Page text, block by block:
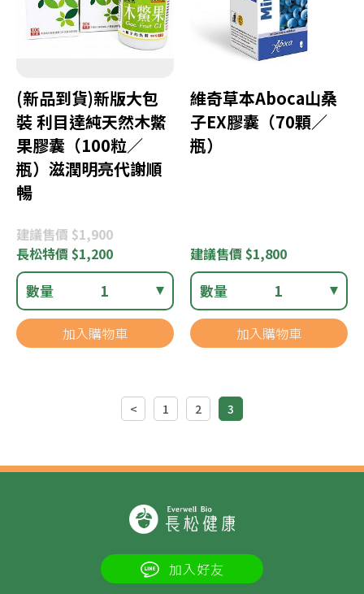
(新品到貨)新版大包
裝 利目達純天然木鱉
果膠囊（100粒／
瓶）滋潤明亮代謝順
暢
建議售價 $1,900
長松特價 $1,200
數量 1
加入購物車
維奇草本Aboca山桑
子EX膠囊（70顆／
瓶）
建議售價 $1,800
數量 1
加入購物車
< 1 2 3
加入好友